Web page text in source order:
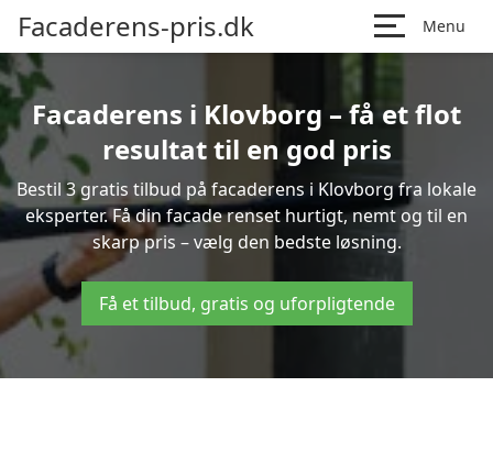
Facaderens-pris.dk Menu
Facaderens i Klovborg – få et flot
resultat til en god pris
Bestil 3 gratis tilbud på facaderens i Klovborg fra lokale
eksperter. Få din facade renset hurtigt, nemt og til en
skarp pris – vælg den bedste løsning.
Få et tilbud, gratis og uforpligtende